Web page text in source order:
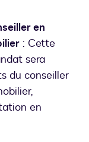
en
: Cette
sera
du conseiller
en